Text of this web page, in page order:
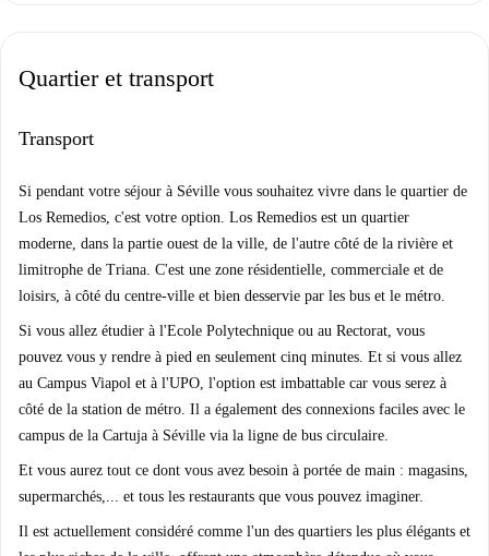
Quartier et transport
Transport
Si pendant votre séjour à Séville vous souhaitez vivre dans le quartier de
Los Remedios, c'est votre option. Los Remedios est un quartier
moderne, dans la partie ouest de la ville, de l'autre côté de la rivière et
limitrophe de Triana. C'est une zone résidentielle, commerciale et de
loisirs, à côté du centre-ville et bien desservie par les bus et le métro.
Si vous allez étudier à l'Ecole Polytechnique ou au Rectorat, vous
pouvez vous y rendre à pied en seulement cinq minutes. Et si vous allez
au Campus Viapol et à l'UPO, l'option est imbattable car vous serez à
côté de la station de métro. Il a également des connexions faciles avec le
campus de la Cartuja à Séville via la ligne de bus circulaire.
Et vous aurez tout ce dont vous avez besoin à portée de main : magasins,
supermarchés,... et tous les restaurants que vous pouvez imaginer.
Il est actuellement considéré comme l'un des quartiers les plus élégants et